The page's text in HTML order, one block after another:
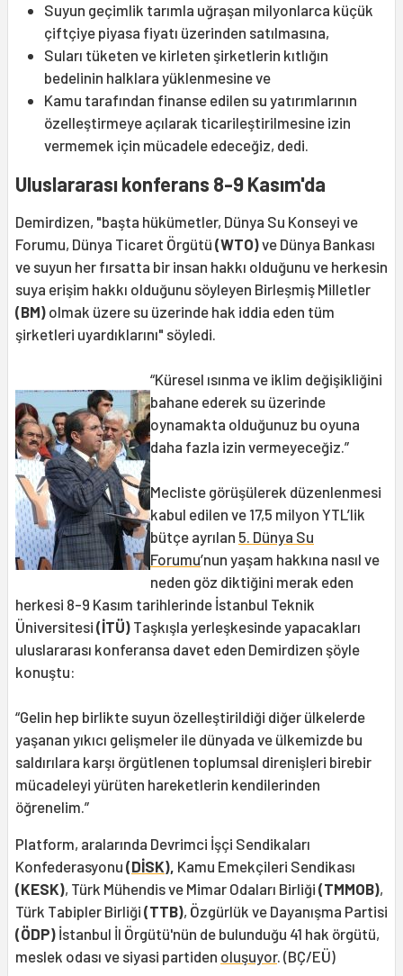
Suyun geçimlik tarımla uğraşan milyonlarca küçük
çiftçiye piyasa fiyatı üzerinden satılmasına,
Suları tüketen ve kirleten şirketlerin kıtlığın
bedelinin halklara yüklenmesine ve
Kamu tarafından finanse edilen su yatırımlarının
özelleştirmeye açılarak ticarileştirilmesine izin
vermemek için mücadele edeceğiz, dedi.
Uluslararası konferans 8-9 Kasım'da
Demirdizen, "başta hükümetler, Dünya Su Konseyi ve
Forumu, Dünya Ticaret Örgütü (WTO)ve Dünya Bankası
ve suyun her fırsatta bir insan hakkı olduğunu ve herkesin
suya erişim hakkı olduğunu söyleyen Birleşmiş Milletler
(BM) olmak üzere su üzerinde hak iddia eden tüm
şirketleri uyardıklarını" söyledi.
“Küresel ısınma ve iklim değişikliğini
bahane ederek su üzerinde
oynamakta olduğunuz bu oyuna
daha fazla izin vermeyeceğiz.”
Mecliste görüşülerek düzenlenmesi
kabul edilen ve 17,5 milyon YTL’lik
bütçe ayrılan 5. Dünya Su
Forumu’nun yaşam hakkına nasıl ve
neden göz diktiğini merak eden
herkesi 8-9 Kasım tarihlerinde İstanbul Teknik
Üniversitesi (İTÜ) Taşkışla yerleşkesinde yapacakları
uluslararası konferansa davet eden Demirdizen şöyle
konuştu:
“Gelin hep birlikte suyun özelleştirildiği diğer ülkelerde
yaşanan yıkıcı gelişmeler ile dünyada ve ülkemizde bu
saldırılara karşı örgütlenen toplumsal direnişleri birebir
mücadeleyi yürüten hareketlerin kendilerinden
öğrenelim.”
Platform, aralarında Devrimci İşçi Sendikaları
Konfederasyonu (DİSK), Kamu Emekçileri Sendikası
(KESK), Türk Mühendis ve Mimar Odaları Birliği (TMMOB),
Türk Tabipler Birliği (TTB), Özgürlük ve Dayanışma Partisi
(ÖDP) İstanbul İl Örgütü'nün de bulunduğu 41 hak örgütü,
meslek odası ve siyasi partiden oluşuyor. (BÇ/EÜ)